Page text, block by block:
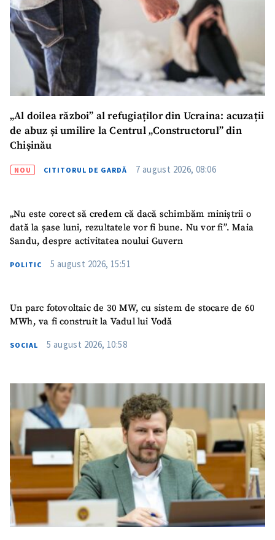
SUSȚINE
„Al doilea război” al refugiaților din Ucraina: acuzații
de abuz și umilire la Centrul „Constructorul” din
Chișinău
NOU CITITORUL DE GARDĂ 7 august 2026, 08:06
„Nu este corect să credem că dacă schimbăm miniștrii o
dată la șase luni, rezultatele vor fi bune. Nu vor fi”. Maia
Sandu, despre activitatea noului Guvern
POLITIC 5 august 2026, 15:51
Un parc fotovoltaic de 30 MW, cu sistem de stocare de 60
MWh, va fi construit la Vadul lui Vodă
SOCIAL 5 august 2026, 10:58
Telefon
+ Telefon personal
Am citit și sunt de
acord cu politica de
confidențialitate.